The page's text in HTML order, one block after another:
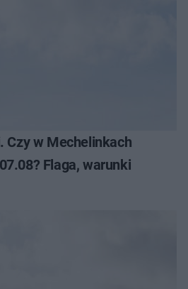
Czy w Mechelinkach
Flaga, warunki